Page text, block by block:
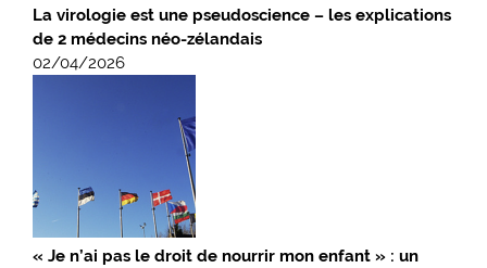
La virologie est une pseudoscience – les explications
de 2 médecins néo-zélandais
02/04/2026
« Je n’ai pas le droit de nourrir mon enfant » : un